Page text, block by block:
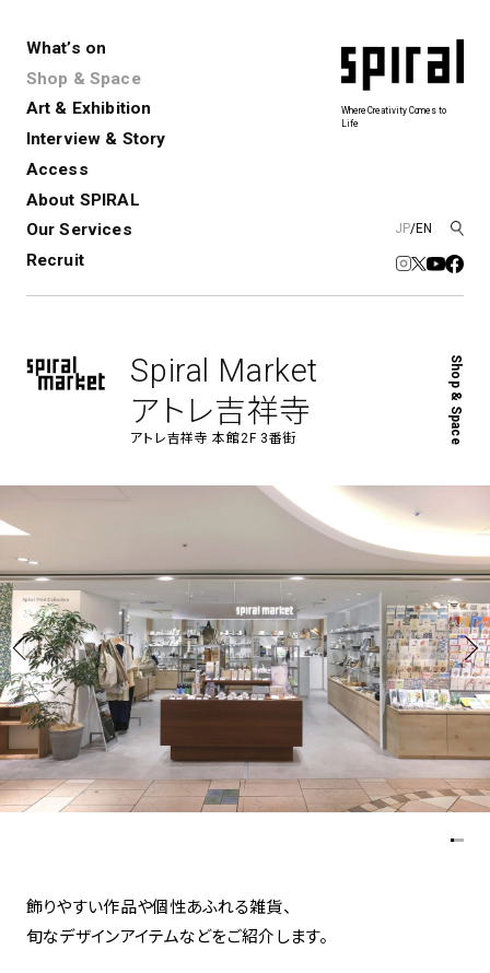
What’s on
Shop & Space
Art & Exhibition
Interview & Story
Access
About SPIRAL
Our Services
Recruit
JP/EN
Where Creativity Comes to
Life
Spiral
Spiral Market6
青山
⼆⼦⽟川 Dogwood Plaza
横浜赤レンガ倉庫
ルクア⼤阪
Spiral Hall
Nail Salon4
Spiral Nail Salon 青山
Spiral Nail Salon NEWoMan
naila 大宮そごう
Café3
Spiral Café 青山
Spiral Rendezvous
Store1
Others
Exhibition
展覧会やイベント
演劇やダンス、ライブ公演、イベント
Art Projects
アートプロジェクト・イベント
SICF
若手作家の発掘・育成・支援を目的
とした公募展形式のアートフェスティ
Spiral Schole
スパイラルが推進するエデュケーシ
ョンプログラム
Spiral Print Collection
スパイラルが提案するオリジナルプ
リント作品
SPIRALのご紹介
Spiral Annual Report プレスリリース
お問い合わせ
レンタルスペース
コンサルティング 商品開発
新卒採用
アルバイト・その他Spiral Market
アトレ吉祥寺
アトレ吉祥寺 本館2F 3番街 Shop & Space
飾りやすい作品や個性あふれる雑貨、
旬なデザインアイテムなどをご紹介します。